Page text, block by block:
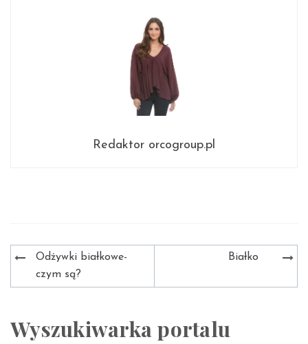
Redaktor orcogroup.pl
Nawigacja
wpisu
Odżywki białkowe-
czym są?
Białko
Wyszukiwarka portalu